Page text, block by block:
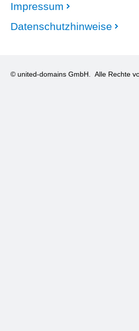
Impressum
Datenschutzhinweise
© united-domains GmbH. Alle Rechte